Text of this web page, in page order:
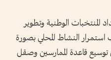
المنتخبات الوطنية وتطوير
استمرار النشاط المحلي بصورة
قاعدة الممارسين وصقل